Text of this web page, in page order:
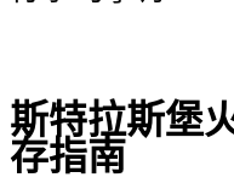
斯特拉斯堡
存指南